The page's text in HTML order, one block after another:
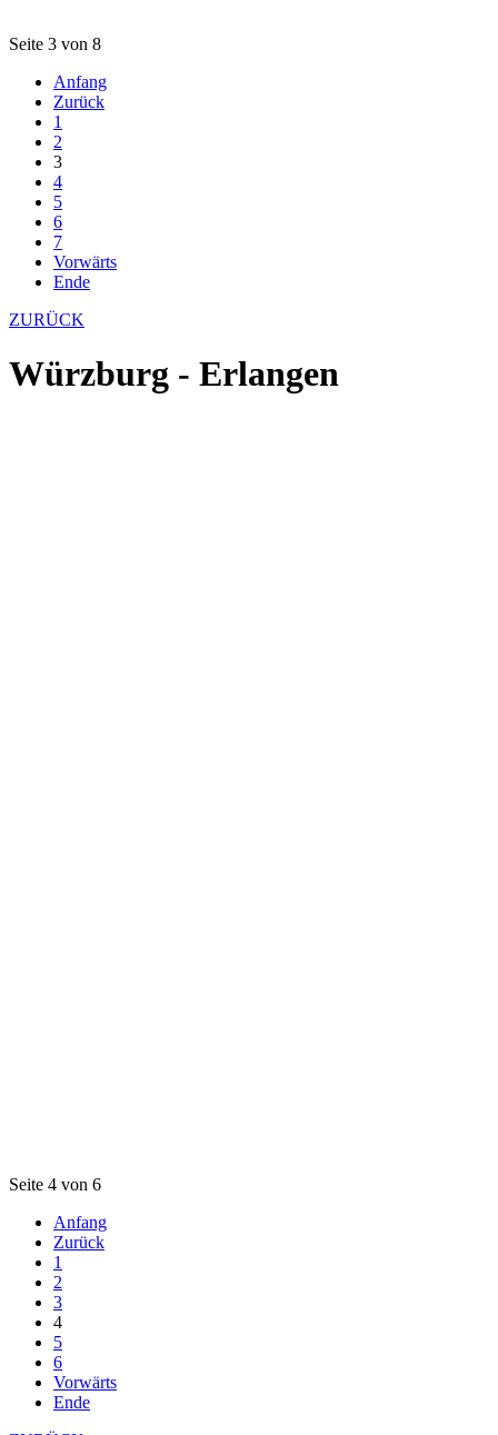
Seite 3 von 8
Anfang
Zurück
1
2
3
4
5
6
7
Vorwärts
Ende
ZURÜCK
Würzburg - Erlangen
Seite 4 von 6
Anfang
Zurück
1
2
3
4
5
6
Vorwärts
Ende